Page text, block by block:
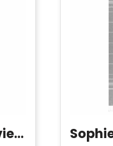
Sophie Muval serviette sublimée 100x50 cm, 350 gr/m²